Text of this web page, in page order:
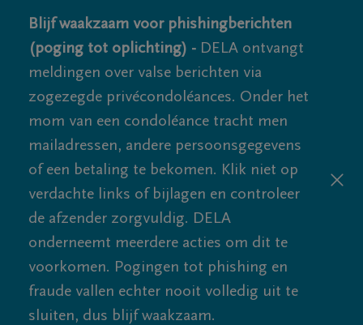
Blijf waakzaam voor phishingberichten
(poging tot oplichting) - DELA ontvangt
meldingen over valse berichten via
zogezegde privécondoléances. Onder het
mom van een condoléance tracht men
mailadressen, andere persoonsgegevens
of een betaling te bekomen. Klik niet op
verdachte links of bijlagen en controleer
de afzender zorgvuldig. DELA
onderneemt meerdere acties om dit te
voorkomen. Pogingen tot phishing en
fraude vallen echter nooit volledig uit te
sluiten, dus blijf waakzaam.